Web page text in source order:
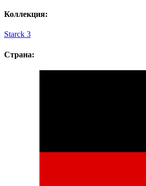
Коллекция:
Starck 3
Страна: